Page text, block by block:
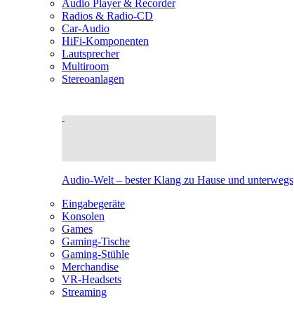
Audio Player & Recorder
Radios & Radio-CD
Car-Audio
HiFi-Komponenten
Lautsprecher
Multiroom
Stereoanlagen
Audio-Welt – bester Klang zu Hause und unterwegs
Eingabegeräte
Konsolen
Games
Gaming-Tische
Gaming-Stühle
Merchandise
VR-Headsets
Streaming